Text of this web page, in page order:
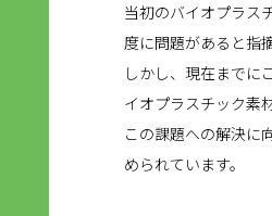
当初のバイオプラス
度に問題があると指
しかし、現在までに
イオプラスチック素
この課題への解決に
められています。